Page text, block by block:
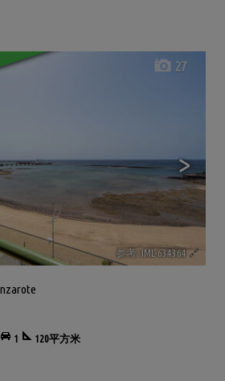
>
27
参考. IML-634364 🔗
1 120平方米